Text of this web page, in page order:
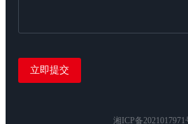
湘ICP备2021017971